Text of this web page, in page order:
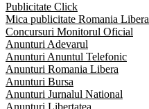
Publicitate Click
Mica publicitate Romania Libera
Concursuri Monitorul Oficial
Anunturi Adevarul
Anunturi Anuntul Telefonic
Anunturi Romania Libera
Anunturi Bursa
Anunturi Jurnalul National
Anunturi Libertatea